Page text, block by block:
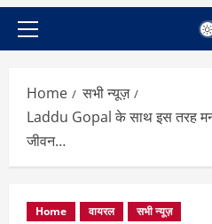
Primary
Home
सभी न्यूज़
Laddu Gopal के साथ इस तरह
जीवन…
Home वायरल सभी न्यूज़